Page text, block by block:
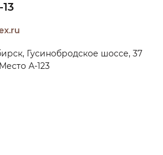
Гусинобродское шоссе, 37
А-123